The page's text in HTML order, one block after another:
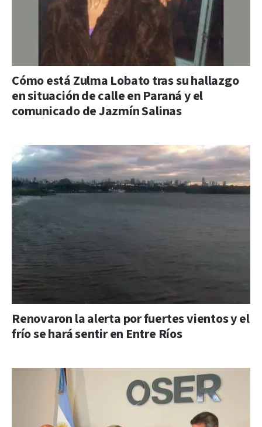
Cómo está Zulma Lobato tras su hallazgo
en situación de calle en Paraná y el
comunicado de Jazmín Salinas
Renovaron la alerta por fuertes vientos y el
frío se hará sentir en Entre Ríos